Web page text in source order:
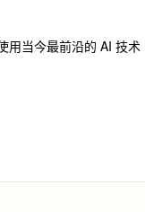
用当今最前沿的 AI 技术